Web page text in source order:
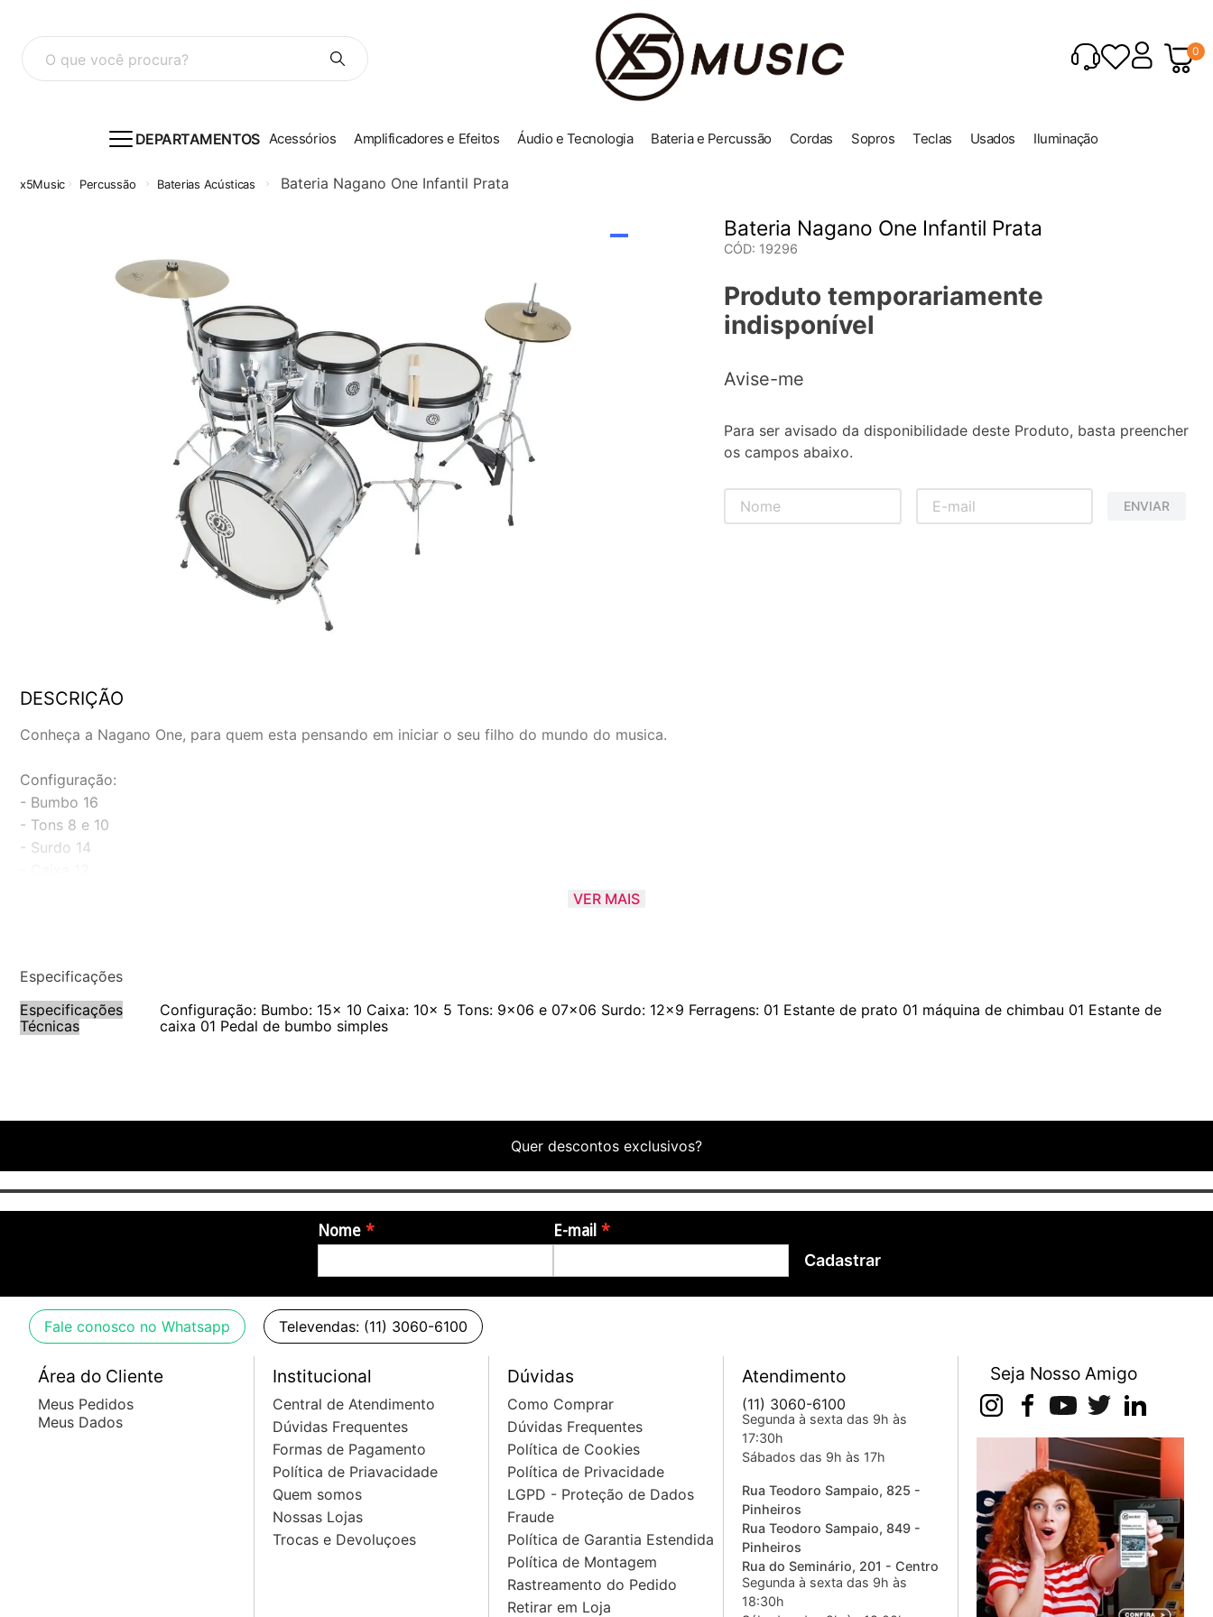
O que você procura? 0
DEPARTAMENTOS Acessórios Amplificadores e Efeitos Áudio e Tecnologia Bateria e Percussão Cordas Sopros Teclas Usados Iluminação
Percussão Baterias Acústicas Bateria Nagano One Infantil Prata
Bateria Nagano One Infantil Prata
CÓD: 19296
Produto temporariamente
indisponível
Avise-me
Para ser avisado da disponibilidade deste Produto, basta preencher
os campos abaixo.
ENVIAR
DESCRIÇÃO
Conheça a Nagano One, para quem esta pensando em iniciar o seu filho do mundo do musica.
Configuração:
- Bumbo 16
- Tons 8 e 10
- Surdo 14
VER MAIS
Especificações
Especificações
Técnicas
Configuração: Bumbo: 15x 10 Caixa: 10x 5 Tons: 9x06 e 07x06 Surdo: 12x9 Ferragens: 01 Estante de prato 01 máquina de chimbau 01 Estante de
caixa 01 Pedal de bumbo simples
Quer descontos exclusivos?
Nome E-mail
Cadastrar
Fale conosco no Whatsapp Televendas: (11) 3060-6100
Área do Cliente
Meus Pedidos
Meus Dados
Institucional
Central de Atendimento
Dúvidas Frequentes
Formas de Pagamento
Política de Priavacidade
Quem somos
Nossas Lojas
Trocas e Devoluçoes
Dúvidas
Como Comprar
Dúvidas Frequentes
Política de Cookies
Política de Privacidade
LGPD - Proteção de Dados
Fraude
Política de Garantia Estendida
Política de Montagem
Rastreamento do Pedido
Retirar em Loja
Atendimento
(11) 3060-6100
Segunda à sexta das 9h às
17:30h
Sábados das 9h às 17h
Rua Teodoro Sampaio, 825 -
Pinheiros
Rua Teodoro Sampaio, 849 -
Pinheiros
Rua do Seminário, 201 - Centro
Segunda à sexta das 9h às
18:30h
Seja Nosso Amigo